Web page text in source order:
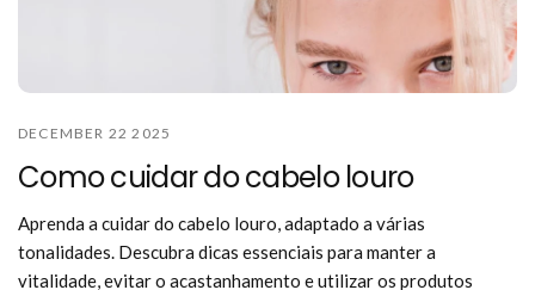
DECEMBER 22 2025
Como cuidar do cabelo louro
Aprenda a cuidar do cabelo louro, adaptado a várias
tonalidades. Descubra dicas essenciais para manter a
vitalidade, evitar o acastanhamento e utilizar os produtos